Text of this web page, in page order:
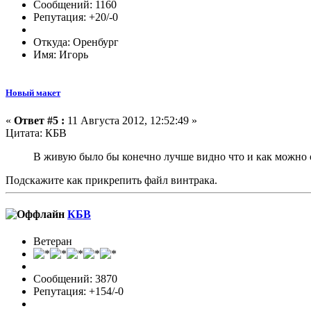
Сообщений: 1160
Репутация: +20/-0
Откуда: Оренбург
Имя: Игорь
Новый макет
« Ответ #5 : 11 Августа 2012, 12:52:49 »
Цитата: КБВ
В живую было бы конечно лучше видно что и как можно
Подскажите как прикрепить файл винтрака.
КБВ
Ветеран
Сообщений: 3870
Репутация: +154/-0